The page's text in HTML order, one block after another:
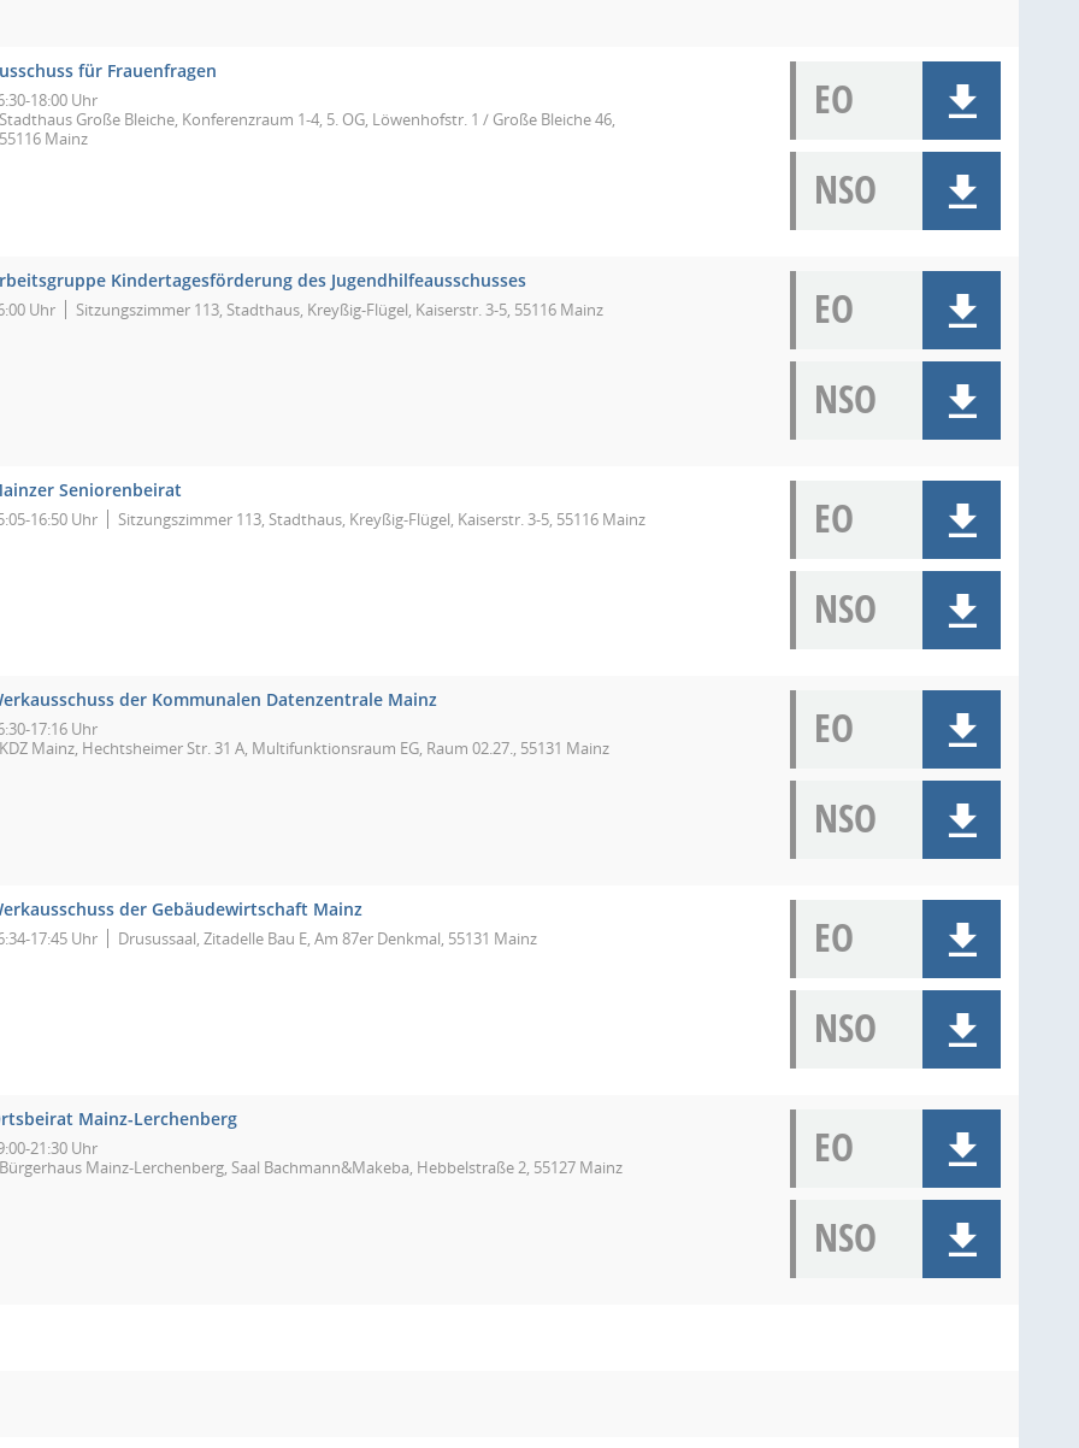
für Frauenfragen
18:00 Uhr
Stadthaus Große Bleiche, Konferenzraum 1-4, 5. OG, Löwenhofstr. 1 / Große Bleiche 46,
55116 Mainz
EO
NSO
Kindertagesförderung des Jugendhilfeausschusses
Uhr Sitzungszimmer 113, Stadthaus, Kreyßig-Flügel, Kaiserstr. 3-5, 55116 Mainz
EO
NSO
Seniorenbeirat
16:50 Uhr Sitzungszimmer 113, Stadthaus, Kreyßig-Flügel, Kaiserstr. 3-5, 55116 Mainz
EO
NSO
der Kommunalen Datenzentrale Mainz
17:16 Uhr
KDZ Mainz, Hechtsheimer Str. 31 A, Multifunktionsraum EG, Raum 02.27., 55131 Mainz
EO
NSO
der Gebäudewirtschaft Mainz
17:45 Uhr Drusussaal, Zitadelle Bau E, Am 87er Denkmal, 55131 Mainz
EO
NSO
Mainz-Lerchenberg
21:30 Uhr
Bürgerhaus Mainz-Lerchenberg, Saal Bachmann&Makeba, Hebbelstraße 2, 55127 Mainz
EO
NSO